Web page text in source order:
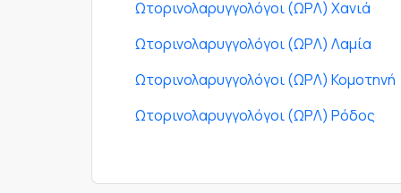
Ωτορινολαρυγγολόγοι (ΩΡΛ) Χανιά
Ωτορινολαρυγγολόγοι (ΩΡΛ) Λαμία
Ωτορινολαρυγγολόγοι (ΩΡΛ) Κομοτηνή
Ωτορινολαρυγγολόγοι (ΩΡΛ) Ρόδος